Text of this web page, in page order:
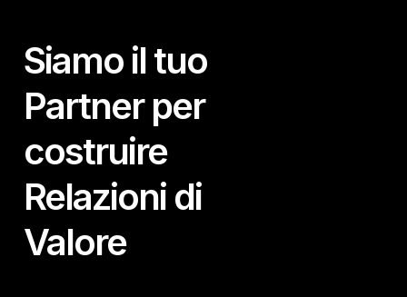
Siamo il tuo
Partner per
costruire
Relazioni di
Valore